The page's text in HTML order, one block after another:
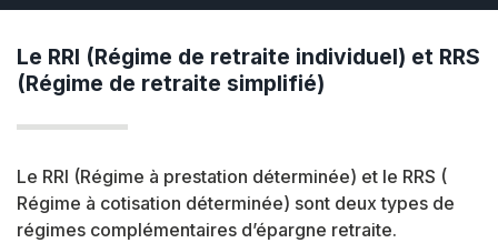
Le RRI (Régime de retraite individuel) et RRS
(Régime de retraite simplifié)
Le RRI (Régime à prestation déterminée) et le RRS (
Régime à cotisation déterminée) sont deux types de
régimes complémentaires d’épargne retraite.